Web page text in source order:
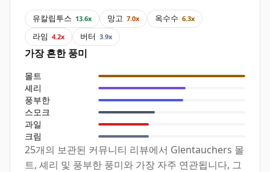
유칼립투스 13.6x 망고 7.0x 옥수수 6.3x
라임 4.2x 버터 3.9x
가장 흔한 풍미
몰트
셰리
풍부한
스모크
과일
크림
25개의 보관된 커뮤니티 리뷰에서 Glentauchers 몰
트, 셰리 및 풍부한 풍미와 가장 자주 연관됩니다, 그